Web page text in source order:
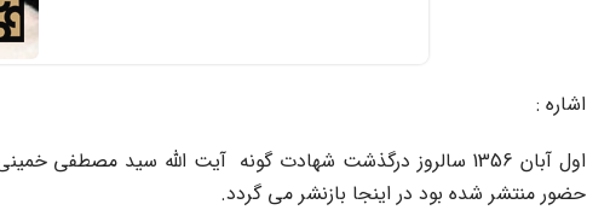
اشاره :
اول آبان 1356 سالروز درگذشت شهادت گونه آیت الله سید
حضور منتشر شده بود در اینجا بازنشر می گردد.